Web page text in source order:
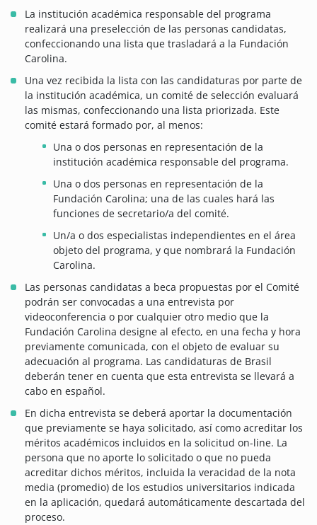
La institución académica responsable del programa
realizará una preselección de las personas candidatas,
confeccionando una lista que trasladará a la Fundación
Carolina.
Una vez recibida la lista con las candidaturas por parte de
la institución académica, un comité de selección evaluará
las mismas, confeccionando una lista priorizada. Este
comité estará formado por, al menos:
Una o dos personas en representación de la
institución académica responsable del programa.
Una o dos personas en representación de la
Fundación Carolina; una de las cuales hará las
funciones de secretario/a del comité.
Un/a o dos especialistas independientes en el área
objeto del programa, y que nombrará la Fundación
Carolina.
Las personas candidatas a beca propuestas por el Comité
podrán ser convocadas a una entrevista por
videoconferencia o por cualquier otro medio que la
Fundación Carolina designe al efecto, en una fecha y hora
previamente comunicada, con el objeto de evaluar su
adecuación al programa. Las candidaturas de Brasil
deberán tener en cuenta que esta entrevista se llevará a
cabo en español.
En dicha entrevista se deberá aportar la documentación
que previamente se haya solicitado, así como acreditar los
méritos académicos incluidos en la solicitud on-line. La
persona que no aporte lo solicitado o que no pueda
acreditar dichos méritos, incluida la veracidad de la nota
media (promedio) de los estudios universitarios indicada
en la aplicación, quedará automáticamente descartada del
proceso.